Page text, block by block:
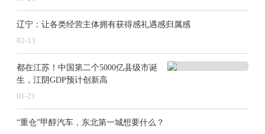
辽宁：让各类经营主体拥有获得感礼遇感归属感
02-13
都在江苏！中国第二个5000亿县级市诞
生，江阴GDP预计创新高
01-21
“重仓”甲醇汽车，东北第一城想要什么？